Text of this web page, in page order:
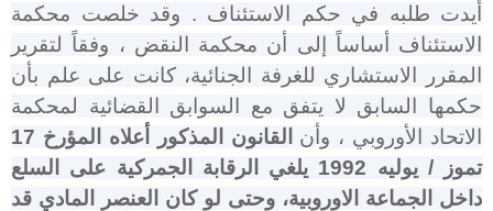
أيدت طلبه في حكم الاستئناف . وقد خلصت محكمة
الاستئناف أساساً إلى أن محكمة النقض ، وفقاً لتقرير
المقرر الاستشاري للغرفة الجنائية، كانت على علم بأن
حكمها السابق لا يتفق مع السوابق القضائية لمحكمة
الاتحاد الأوروبي ، وأن
القانون المذكور أعلاه المؤرخ 17
تموز / يوليه 1992 يلغي الرقابة الجمركية على السلع
داخل الجماعة الاوروبية، وحتى لو كان العنصر المادي قد